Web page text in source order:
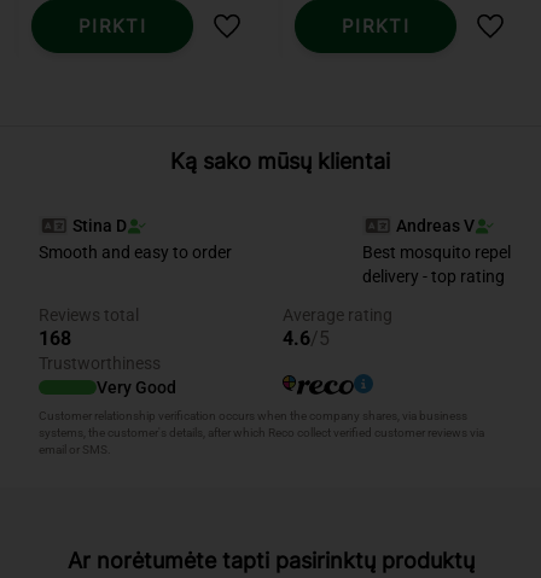
Pridėti į mėgstamiausius
PIRKTI PIRKTI
Ką sako mūsų klientai
Ar norėtumėte tapti pasirinktų produktų